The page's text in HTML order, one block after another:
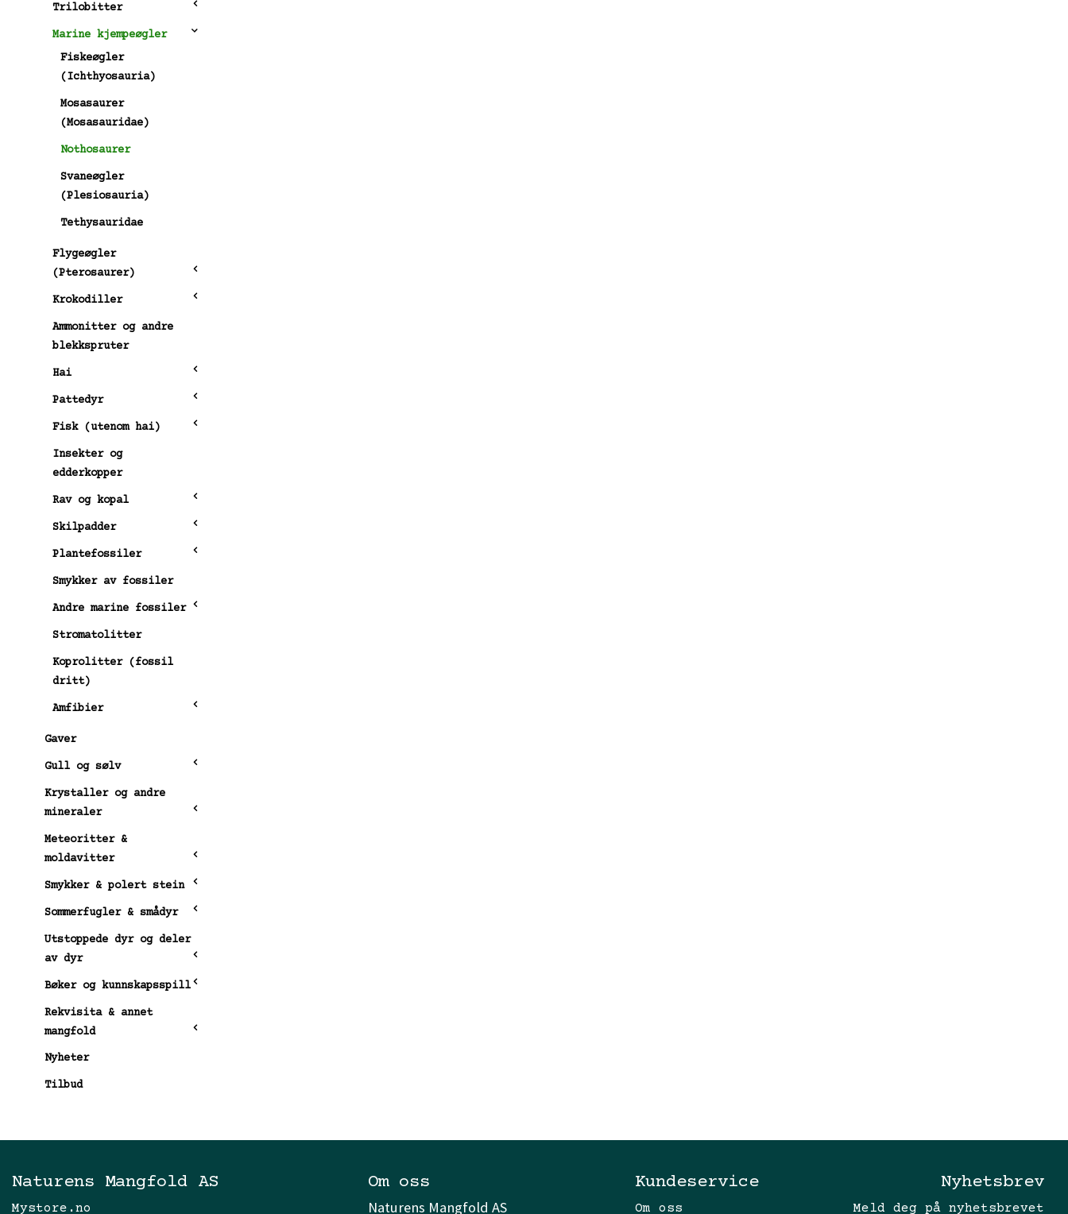
Trilobitter
Marine kjempeøgler
Fiskeøgler
(Ichthyosauria)
Mosasaurer
(Mosasauridae)
Nothosaurer
Svaneøgler
(Plesiosauria)
Tethysauridae
Flygeøgler
(Pterosaurer)
Krokodiller
Ammonitter og andre
blekkspruter
Hai
Pattedyr
Fisk (utenom hai)
Insekter og
edderkopper
Rav og kopal
Skilpadder
Plantefossiler
Smykker av fossiler
Andre marine fossiler
Stromatolitter
Koprolitter (fossil
dritt)
Amfibier
Gaver
Gull og sølv
Krystaller og andre
mineraler
Meteoritter &
moldavitter
Smykker & polert stein
Sommerfugler & smådyr
Utstoppede dyr og deler
av dyr
Bøker og kunnskapsspill
Rekvisita & annet
mangfold
Nyheter
Tilbud
Naturens Mangfold AS
Mystore.no
Om oss
Naturens Mangfold AS
Kundeservice
Om oss
Nyhetsbrev
Meld deg på nyhetsbrevet